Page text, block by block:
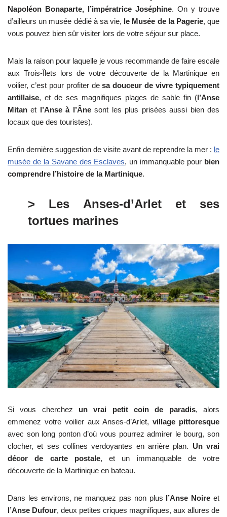
Napoléon Bonaparte, l’impératrice Joséphine. On y trouve
d’ailleurs un musée dédié à sa vie, le Musée de la Pagerie, que
vous pouvez bien sûr visiter lors de votre séjour sur place.
Mais la raison pour laquelle je vous recommande de faire escale
aux Trois-Îlets lors de votre découverte de la Martinique en
voilier, c’est pour profiter desa douceur de vivre typiquement
antillaise, et de ses magnifiques plages de sable fin (l’Anse
Mitan et l’Anse à l’Ânesont les plus prisées aussi bien des
locaux que des touristes).
Enfin dernière suggestion de visite avant de reprendre la mer : le
musée de la Savane des Esclaves, un immanquable pour bien
comprendre l’histoire de la Martinique.
> Les Anses-d’Arlet et ses
tortues marines
Si vous cherchez un vrai petit coin de paradis, alors
emmenez votre voilier aux Anses-d’Arlet,village pittoresque
avec son long ponton d’où vous pourrez admirer le bourg, son
clocher, et ses collines verdoyantes en arrière plan. Un vrai
décor de carte postale, et un immanquable de votre
découverte de la Martinique en bateau.
Dans les environs, ne manquez pas non plus l’Anse Noire et
l’Anse Dufour, deux petites criques magnifiques, aux allures de